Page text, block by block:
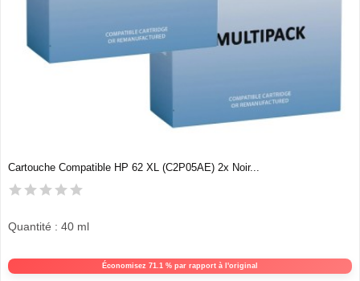
Cartouche Compatible HP 62 XL (C2P05AE) 2x Noir...
Économisez 71.1 % par rapport à l'original
Quantité : 40 ml